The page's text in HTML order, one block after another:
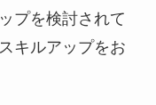
プを検討されて
キルアップをお